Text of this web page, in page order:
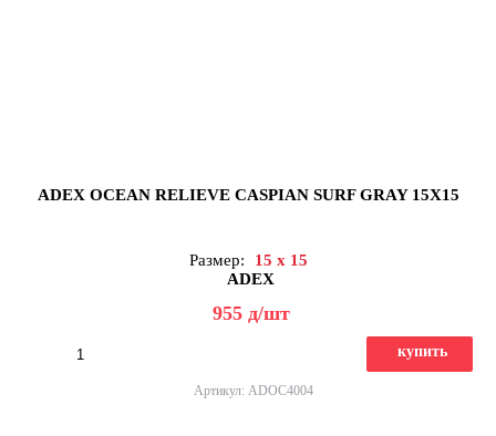
ADEX OCEAN RELIEVE CASPIAN SURF GRAY 15X15
Размер:
15 x 15
ADEX
955 д/шт
купить
Артикул: ADOC4004